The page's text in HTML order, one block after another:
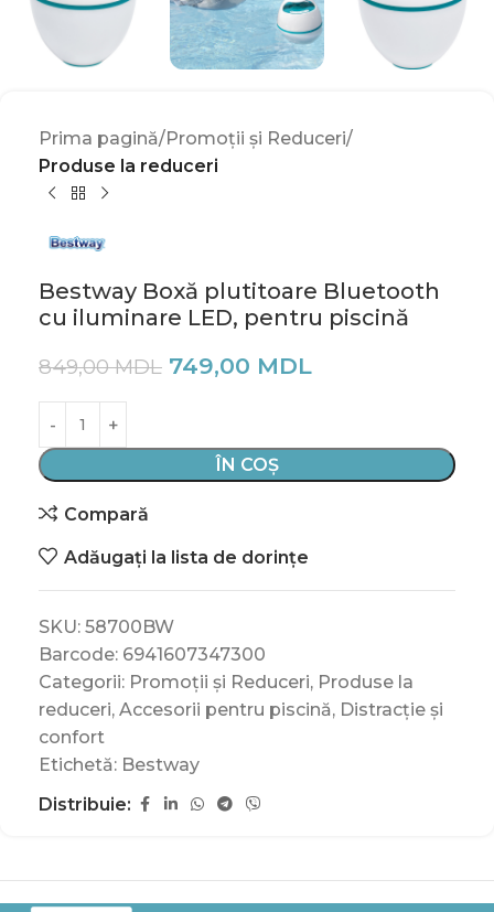
Prima pagină Promoții și Reduceri
Produse la reduceri
Bestway Boxă plutitoare Bluetooth
cu iluminare LED, pentru piscină
849,00MDL 749,00 MDL
ÎN COȘ
Compară
Adăugați la lista de dorințe
SKU: 58700BW
Barcode: 6941607347300
Categorii: Promoții și Reduceri, Produse la
reduceri, Accesorii pentru piscină, Distracție și
confort
Etichetă: Bestway
Distribuie: